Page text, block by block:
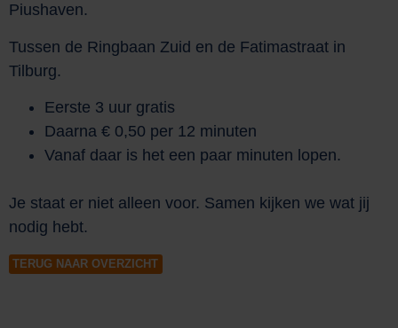
Piushaven.
Tussen de Ringbaan Zuid en de Fatimastraat in
Tilburg.
Eerste 3 uur gratis
Daarna € 0,50 per 12 minuten
Vanaf daar is het een paar minuten lopen.
Je staat er niet alleen voor. Samen kijken we wat jij
nodig hebt.
TERUG NAAR OVERZICHT